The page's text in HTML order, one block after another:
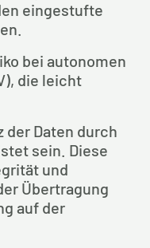
eingestufte
bei autonomen
die leicht
der Daten durch
sein. Diese
und
Übertragung
auf der